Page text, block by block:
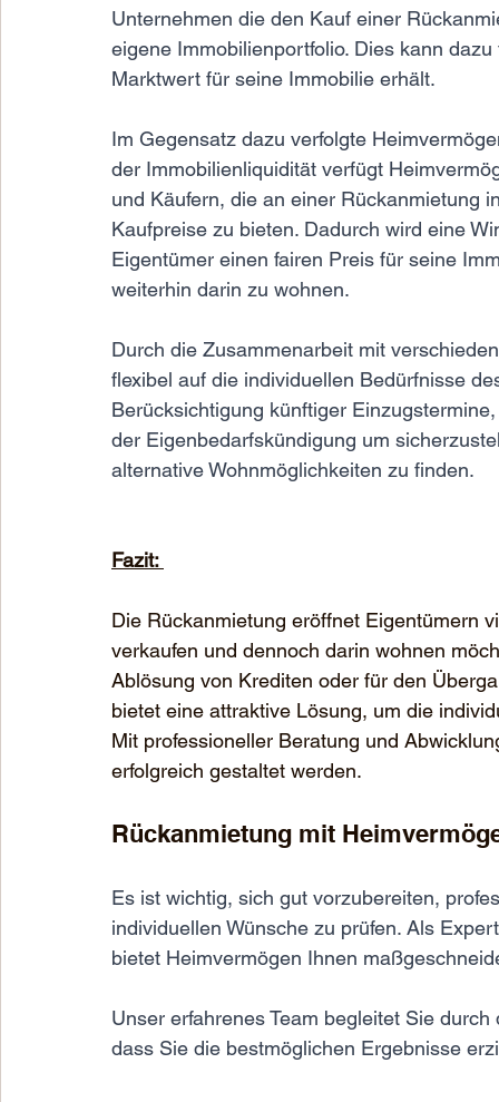
Unternehmen die den Kauf einer
eigene Immobilienportfolio. Dies kann
Marktwert für seine Immobilie erhält.
Im Gegensatz dazu verfolgte
der Immobilienliquidität verfügt
und Käufern, die an einer Rückanmietung
Kaufpreise zu bieten. Dadurch wird eine
Eigentümer einen fairen Preis für seine
weiterhin darin zu wohnen.
Durch die Zusammenarbeit mit
flexibel auf die individuellen Bedürfnisse
Berücksichtigung künftiger
der Eigenbedarfskündigung um
alternative Wohnmöglichkeiten zu finden.
Fazit:
Die Rückanmietung eröffnet Eigentümern
verkaufen und dennoch darin wohnen
Ablösung von Krediten oder für den
bietet eine attraktive Lösung, um die
Mit professioneller Beratung und
erfolgreich gestaltet werden.
Rückanmietung mit
Es ist wichtig, sich gut vorzubereiten,
individuellen Wünsche zu prüfen. Als
bietet Heimvermögen Ihnen
Unser erfahrenes Team begleitet Sie
dass Sie die bestmöglichen Ergebnisse